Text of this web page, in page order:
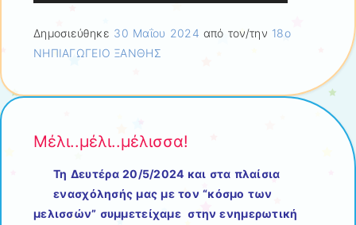
Δημοσιεύθηκε 30 Μαΐου 2024 από τον/την 18ο
ΝΗΠΙΑΓΩΓΕΙΟ ΞΑΝΘΗΣ
Μέλι..μέλι..μέλισσα!
Τη Δευτέρα 20/5/2024 και στα πλαίσια
ενασχόλησής μας με τον “κόσμο των
μελισσών” συμμετείχαμε στην ενημερωτική